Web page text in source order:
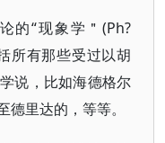
的“现象学＂(Ph?
所有那些受过以胡
说，比如海德格尔
里达的，等等。